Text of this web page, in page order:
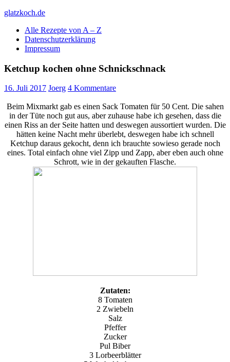
Skip
content
glatzkoch.de
Kochen für Doofe und Genießer
Alle Rezepte von A – Z
Datenschutzerklärung
Impressum
Ketchup kochen ohne Schnickschnack
16. Juli 2017 Joerg 4 Kommentare
Beim Mixmarkt gab es einen Sack Tomaten für 50 Cent. Die sahen
in der Tüte noch gut aus, aber zuhause habe ich gesehen, dass die
einen Riss an der Seite hatten und deswegen aussortiert wurden. Die
hätten keine Nacht mehr überlebt, deswegen habe ich schnell
Ketchup daraus gekocht, denn ich brauchte sowieso gerade noch
eines. Total einfach ohne viel Zipp und Zapp, aber eben auch ohne
Schrott, wie in der gekauften Flasche.
Zutaten:
8 Tomaten
2 Zwiebeln
Salz
Pfeffer
Zucker
Pul Biber
3 Lorbeerblätter